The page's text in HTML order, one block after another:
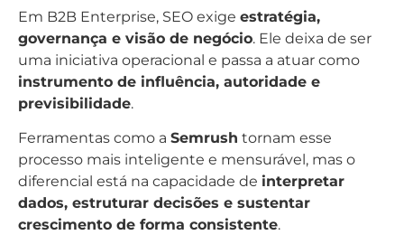
Em B2B Enterprise, SEO exige estratégia,
governança e visão de negócio. Ele deixa de ser
uma iniciativa operacional e passa a atuar como
instrumento de influência, autoridade e
previsibilidade.
Ferramentas como a Semrush tornam esse
processo mais inteligente e mensurável, mas o
diferencial está na capacidade de interpretar
dados, estruturar decisões e sustentar
crescimento de forma consistente.